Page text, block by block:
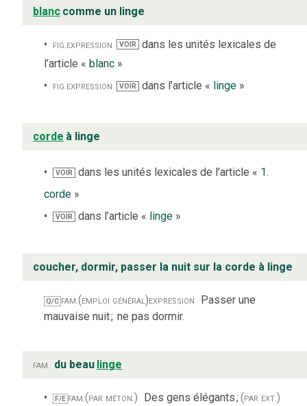
blanc comme un linge
fig. expression VOIR
dans les unités lexicales de
l’article « blanc »
fig.expression VOIR dans l’article « linge»
corde à linge
VOIR dans les unités lexicales de l’article « 1.
corde »
VOIR dans l’article « linge »
coucher, dormir, passer la nuit sur la corde à linge
Q/C fam.(emploi général)expression
Passer une
mauvaise nuit; ne pas dormir.
fam. du beau linge
F/E fam.(par méton.) Des gens élégants;(par ext.)